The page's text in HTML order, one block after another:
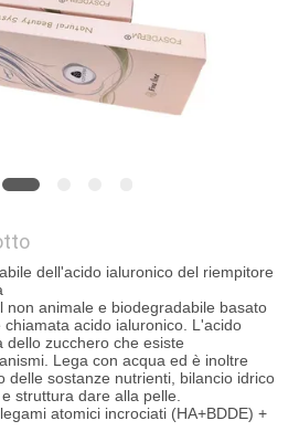
dell'acido ialuronico del riempitore
non animale e biodegradabile basato
acido ialuronico. L'acido
dello zucchero che esiste
Lega con acqua ed è inoltre
delle sostanze nutrienti, bilancio idrico
struttura dare alla pelle.
atomici incrociati (HA+BDDE) +